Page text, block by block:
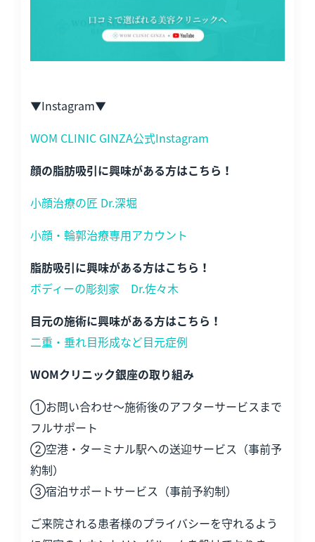
▼Instagram▼
WOM CLINIC GINZA公式Instagram
顔の脂肪吸引に興味がある方はこちら！
小顔治療の匠 Dr.深堀
小顔・輪郭治療専用アカウント
脂肪吸引に興味がある方はこちら！
ボディーの彫刻家 Dr.佐々木
目元の施術に興味がある方はこちら！
二重・垂れ目形成など目元症例
WOMクリニック銀座の取り組み
①お問い合わせ～施術後のアフターサービスまで
フルサポート
②空港・ターミナル駅への送迎サービス（事前予
約制）
③宿泊サポートサービス（事前予約制）
ご来院される患者様のプライバシーを守れるよう